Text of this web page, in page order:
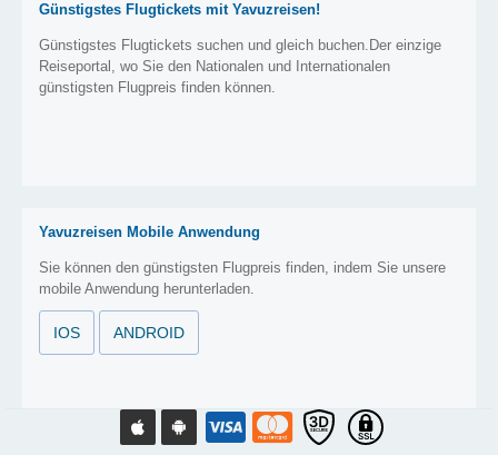
Günstigstes Flugtickets mit Yavuzreisen!
Günstigstes Flugtickets suchen und gleich buchen.Der einzige
Reiseportal, wo Sie den Nationalen und Internationalen
günstigsten Flugpreis finden können.
Yavuzreisen Mobile Anwendung
Sie können den günstigsten Flugpreis finden, indem Sie unsere
mobile Anwendung herunterladen.
IOS ANDROID